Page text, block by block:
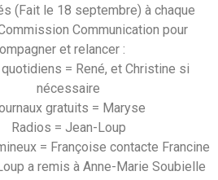
(Fait le 18 septembre) à chaque
Communication pour
et relancer :
= René, et Christine si
nécessaire
gratuits = Maryse
Radios = Jean-Loup
= Françoise contacte Francine
a remis à Anne-Marie Soubielle